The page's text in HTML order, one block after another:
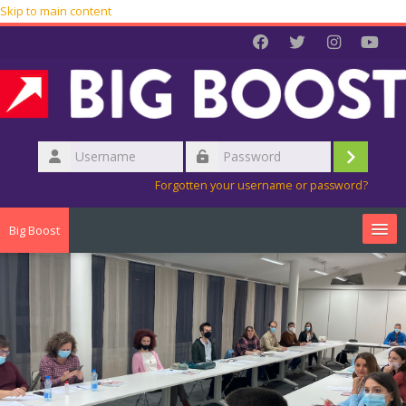
Skip to main content
Username
Log
Forgotten your username or password?
Big Boost
Naši projekti
Onlajn obuke